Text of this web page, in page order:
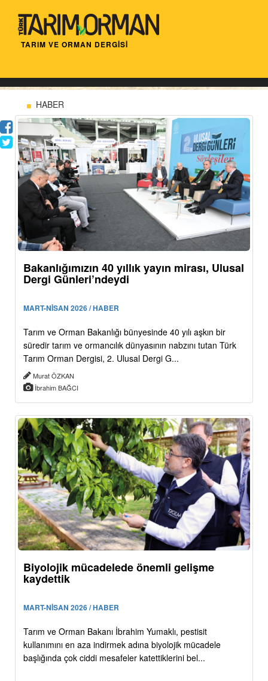
TARIM VE ORMAN DERGİSİ
HABER
Bakanlığımızın 40 yıllık yayın mirası, Ulusal
Dergi Günleri’ndeydi
MART-NİSAN 2026 / HABER
Tarım ve Orman Bakanlığı bünyesinde 40 yılı aşkın bir
süredir tarım ve ormancılık dünyasının nabzını tutan Türk
Tarım Orman Dergisi, 2. Ulusal Dergi G...
Murat ÖZKAN
İbrahim BAĞCI
Biyolojik mücadelede önemli gelişme
kaydettik
MART-NİSAN 2026 / HABER
Tarım ve Orman Bakanı İbrahim Yumaklı, pestisit
kullanımını en aza indirmek adına biyolojik mücadele
başlığında çok ciddi mesafeler katettiklerini bel...